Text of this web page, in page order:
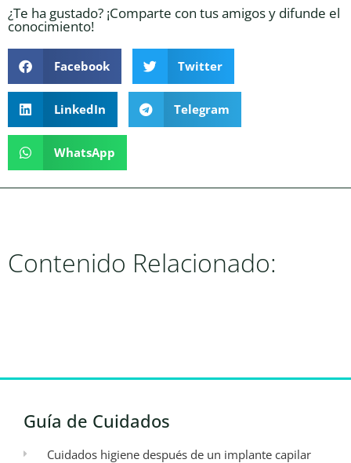
¿Te ha gustado? ¡Comparte con tus amigos y difunde el
conocimiento!
Facebook Twitter
LinkedIn Telegram
WhatsApp
Contenido Relacionado:
Guía de Cuidados
Cuidados higiene después de un implante capilar